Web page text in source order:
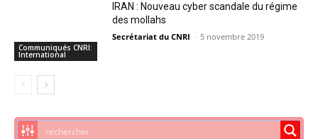
Communiqués CNRI:
International
IRAN : Nouveau cyber scandale du régime
des mollahs
Secrétariat du CNRI - 5 novembre 2019